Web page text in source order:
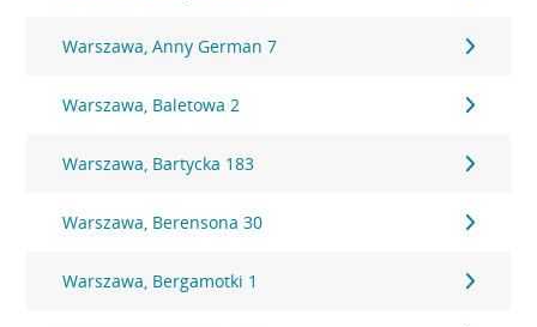
Warszawa, Anny German 7
Warszawa, Baletowa 2
Warszawa, Bartycka 183
Warszawa, Berensona 30
Warszawa, Bergamotki 1